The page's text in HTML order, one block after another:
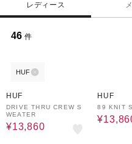
レディース
46 件
HUF
HUF
DRIVE THRU CREW S
WEATER
¥13,860
HUF
89 KNIT